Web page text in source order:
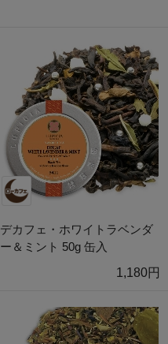
デカフェ・ホワイトラベンダ
ー＆ミント 50g 缶入
1,180円